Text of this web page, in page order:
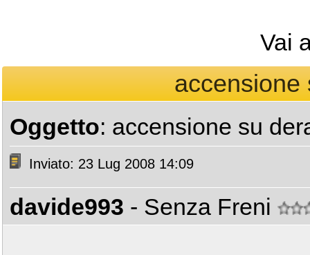
Vai
accensione
Oggetto: accensione su
Inviato: 23 Lug 2008 14:09
davide993 - Senza Freni